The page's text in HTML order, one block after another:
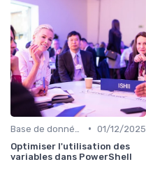
• 01/12/2025
Optimiser l'utilisation des
variables dans PowerShell